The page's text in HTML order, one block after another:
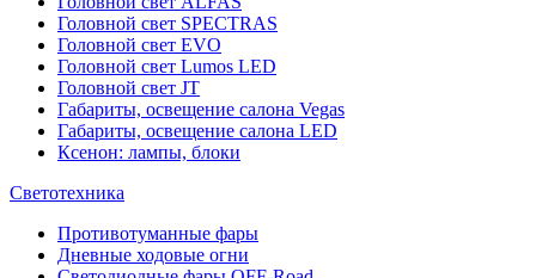
Головной свет SPECTRAS
Головной свет EVO
Головной свет Lumos LED
Головной свет JT
Габариты, освещение салона Vegas
Габариты, освещение салона LED
Ксенон: лампы, блоки
Светотехника
Противотуманные фары
Дневные ходовые огни